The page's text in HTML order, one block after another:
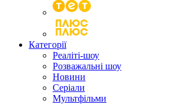
Категорії
Реаліті-шоу
Розважальні шоу
Новини
Серіали
Мультфільми